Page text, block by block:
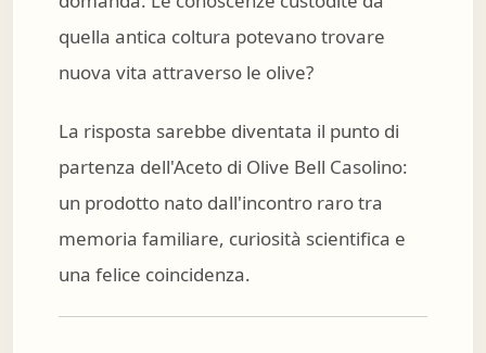
quella antica coltura potevano trovare
nuova vita attraverso le olive?
La risposta sarebbe diventata il punto di
partenza dell'Aceto di Olive Bell Casolino:
un prodotto nato dall'incontro raro tra
memoria familiare, curiosità scientifica e
una felice coincidenza.